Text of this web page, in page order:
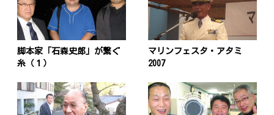
脚本家「石森史郎」が繋ぐ
糸（１）
マリンフェスタ・アタミ
2007